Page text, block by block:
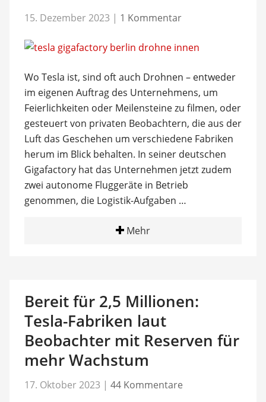
15. Dezember 2023 | 1 Kommentar
Wo Tesla ist, sind oft auch Drohnen – entweder
im eigenen Auftrag des Unternehmens, um
Feierlichkeiten oder Meilensteine zu filmen, oder
gesteuert von privaten Beobachtern, die aus der
Luft das Geschehen um verschiedene Fabriken
herum im Blick behalten. In seiner deutschen
Gigafactory hat das Unternehmen jetzt zudem
zwei autonome Fluggeräte in Betrieb
genommen, die Logistik-Aufgaben …
Mehr
Bereit für 2,5 Millionen:
Tesla-Fabriken laut
Beobachter mit Reserven für
mehr Wachstum
17. Oktober 2023 | 44 Kommentare